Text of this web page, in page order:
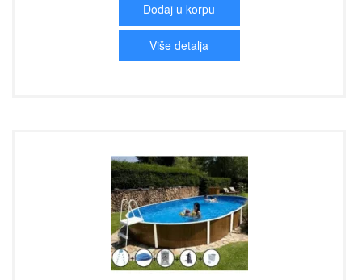
Dodaj u korpu
Više detalja